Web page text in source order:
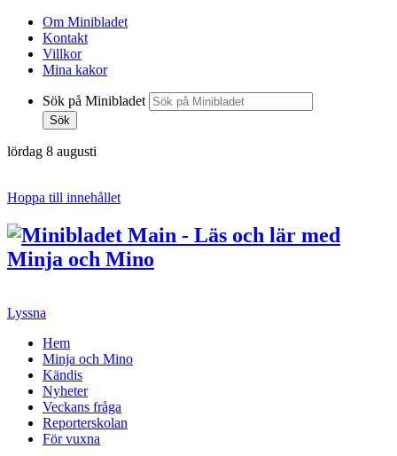
Om Minibladet
Kontakt
Villkor
Mina kakor
Sök på Minibladet
Sök
lördag 8 augusti
Hoppa till innehållet
Lyssna
Hem
Minja och Mino
Kändis
Nyheter
Veckans fråga
Reporterskolan
För vuxna